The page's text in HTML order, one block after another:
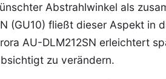
Abstrahlwinkel als
(GU10) fließt dieser Aspekt in
AU-DLM212SN erleichtert
zu verändern.